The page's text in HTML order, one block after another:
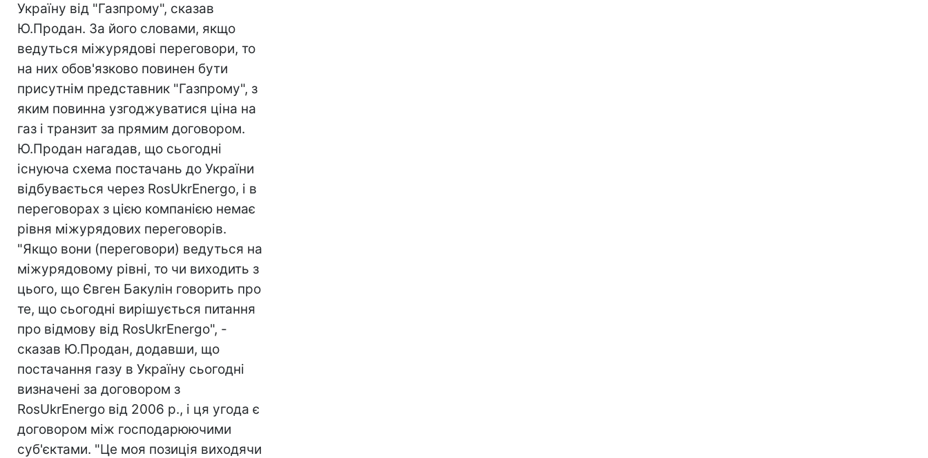
Україну від "Газпрому", сказав
Ю.Продан. За його словами, якщо
ведуться міжурядові переговори, то
на них обов'язково повинен бути
присутнім представник "Газпрому", з
яким повинна узгоджуватися ціна на
газ і транзит за прямим договором.
Ю.Продан нагадав, що сьогодні
існуюча схема постачань до України
відбувається через RosUkrEnergo, і в
переговорах з цією компанією немає
рівня міжурядових переговорів.
"Якщо вони (переговори) ведуться на
міжурядовому рівні, то чи виходить з
цього, що Євген Бакулін говорить про
те, що сьогодні вирішується питання
про відмову від RosUkrEnergo", -
сказав Ю.Продан, додавши, що
постачання газу в Україну сьогодні
визначені за договором з
RosUkrEnergo від 2006 р., і ця угода є
договором між господарюючими
суб'єктами. "Це моя позиція виходячи